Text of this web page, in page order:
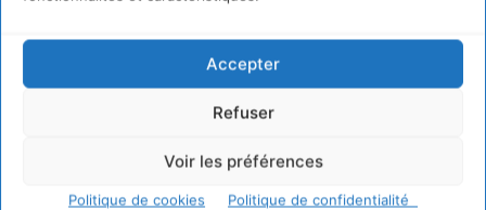
Accepter
Refuser
Voir les préférences
Politique de cookies Politique de confidentialité
pouvoir vertical à l’intelligence collective
La métaphore de l’allumette
Une allumette paraît insignifiante, mais elle peut
déclencher un incendie transformateur.